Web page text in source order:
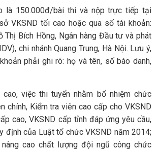
là 150.000đ/bài thi và nộp trực tiếp tại
VKSND tối cao hoặc qua số tài khoản:
Bích Hồng, Ngân hàng Đầu tư và phát
chi nhánh Quang Trung, Hà Nội. Lưu ý,
phải ghi rõ: họ và tên, số báo danh,
cao, việc thi tuyển nhằm bổ nhiệm chức
chính, Kiểm tra viên cao cấp cho VKSND
cao, VKSND cấp tỉnh đáp ứng yêu cầu,
định của Luật tổ chức VKSND năm 2014;
cao chất lượng đội ngũ công chức